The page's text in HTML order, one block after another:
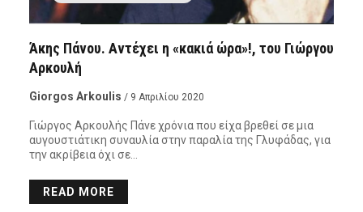
Άκης Πάνου. Αντέχει η «κακιά ώρα»!, του Γιώργου
Αρκουλή
Giorgos Arkoulis / 9 Απριλίου 2020
Γιώργος Αρκουλής Πάνε χρόνια που είχα βρεθεί σε μια
αυγουστιάτικη συναυλία στην παραλία της Γλυφάδας, για
την ακρίβεια όχι σε…
READ MORE